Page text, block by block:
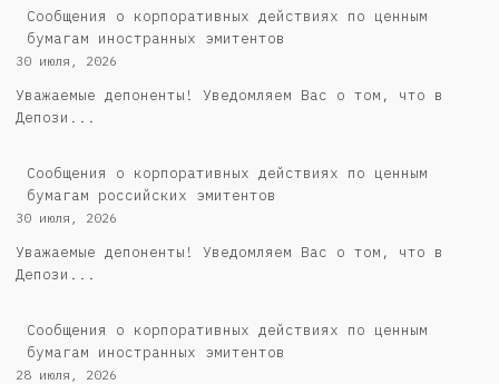
Сообщения о корпоративных действиях по ценным
бумагам иностранных эмитентов
30 июля, 2026
Уважаемые депоненты! Уведомляем Вас о том, что в
Депози...
Cообщения о корпоративных действиях по ценным
бумагам российских эмитентов
30 июля, 2026
Уважаемые депоненты! Уведомляем Вас о том, что в
Депози...
Сообщения о корпоративных действиях по ценным
бумагам иностранных эмитентов
28 июля, 2026